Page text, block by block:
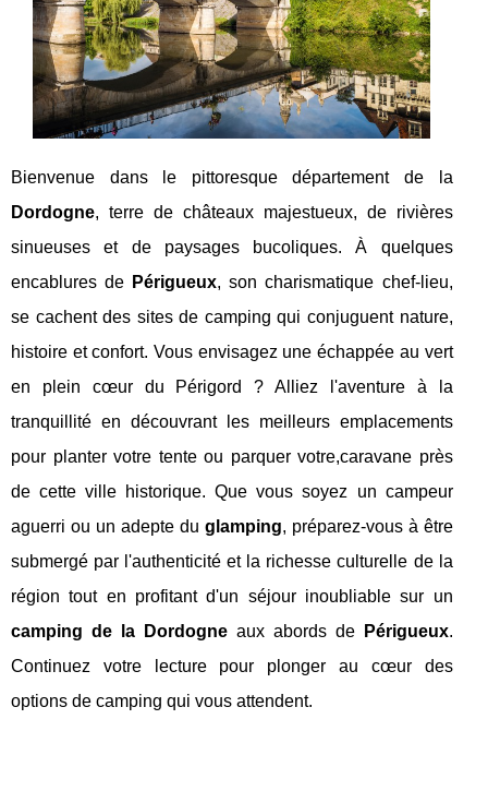
Bienvenue dans le pittoresque département de la
Dordogne, terre de châteaux majestueux, de rivières
sinueuses et de paysages bucoliques. À quelques
encablures de Périgueux, son charismatique chef-lieu,
se cachent des sites de camping qui conjuguent nature,
histoire et confort. Vous envisagez une échappée au vert
en plein cœur du Périgord ? Alliez l'aventure à la
tranquillité en découvrant les meilleurs emplacements
pour planter votre tente ou parquer votre,caravane près
de cette ville historique. Que vous soyez un campeur
aguerri ou un adepte du glamping, préparez-vous à être
submergé par l'authenticité et la richesse culturelle de la
région tout en profitant d'un séjour inoubliable sur un
camping de la Dordogneaux abords de Périgueux.
Continuez votre lecture pour plonger au cœur des
options de camping qui vous attendent.